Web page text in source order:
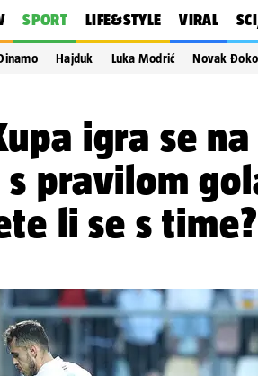
SPORT LIFE&STYLE VIRAL
Hajduk Luka Modrić Novak
igra se na
pravilom
li se s time?